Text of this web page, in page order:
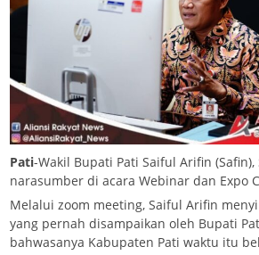
Pati-Wakil Bupati Pati Saiful Arifin
narasumber di acara Webinar dan Expo
Melalui zoom meeting, Saiful Arifin
yang pernah disampaikan oleh Bupati
bahwasanya Kabupaten Pati waktu itu